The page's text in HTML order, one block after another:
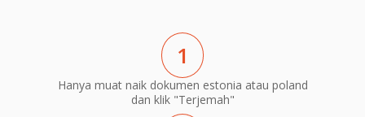
1
Hanya muat naik dokumen estonia atau poland
dan klik "Terjemah"